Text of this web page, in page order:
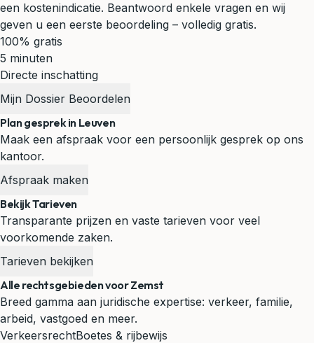
een kostenindicatie. Beantwoord enkele vragen en wij
geven u een eerste beoordeling – volledig gratis.
100% gratis
5 minuten
Directe inschatting
Mijn Dossier Beoordelen
Plan gesprek in Leuven
Maak een afspraak voor een persoonlijk gesprek op ons
kantoor.
Afspraak maken
Bekijk Tarieven
Transparante prijzen en vaste tarieven voor veel
voorkomende zaken.
Tarieven bekijken
Alle rechtsgebieden voor Zemst
Breed gamma aan juridische expertise: verkeer, familie,
arbeid, vastgoed en meer.
VerkeersrechtBoetes & rijbewijs